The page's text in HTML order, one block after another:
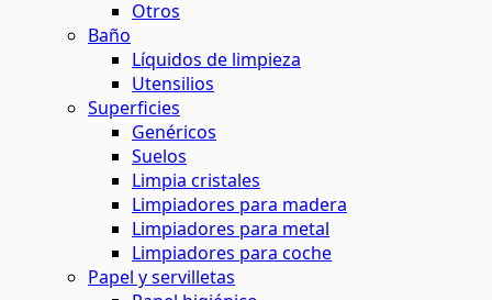
Otros
Baño
Líquidos de limpieza
Utensilios
Superficies
Genéricos
Suelos
Limpia cristales
Limpiadores para madera
Limpiadores para metal
Limpiadores para coche
Papel y servilletas